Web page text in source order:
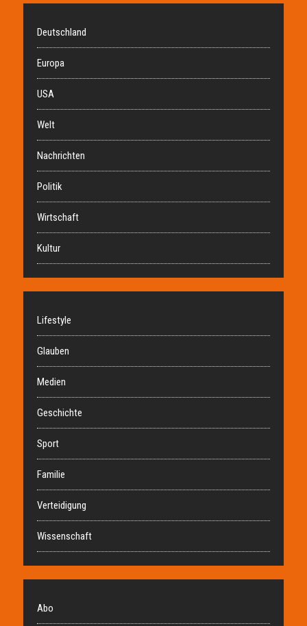
Deutschland
Europa
USA
Welt
Nachrichten
Politik
Wirtschaft
Kultur
Lifestyle
Glauben
Medien
Geschichte
Sport
Familie
Verteidigung
Wissenschaft
Abo